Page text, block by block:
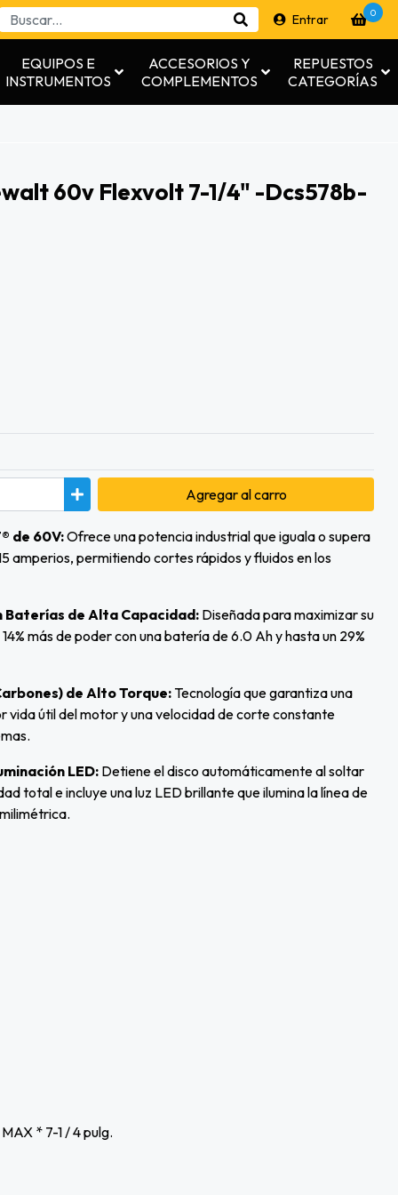
Entrar 0
EQUIPOS E
INSTRUMENTOS
ACCESORIOS Y
COMPLEMENTOS
REPUESTOS
CATEGORÍAS
60v Flexvolt 7-1/4" -dcs578b-
Agregaral carro
de 60V:Ofrece una potencia industrial que iguala o supera
amperios, permitiendo cortes rápidos y fluidos en los
de Alta Capacidad: Diseñada para maximizar su
más de poder con una batería de 6.0 Ah y hasta un 29%
de Alto Torque:Tecnología que garantiza una
vida útil del motor y una velocidad de corte constante
LED: Detiene el disco automáticamente al soltar
total e incluye una luz LED brillante que ilumina la línea de
* 7-1 / 4 pulg.